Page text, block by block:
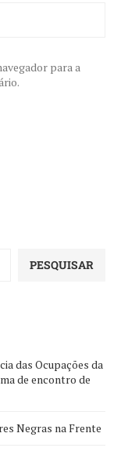
para a
PESQUISAR
das Ocupações da
de encontro de
Negras na Frente